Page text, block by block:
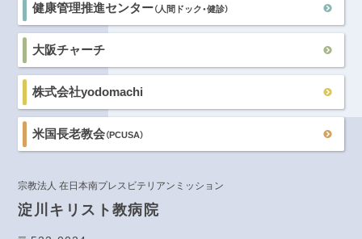
健康管理推進センター（人間ドック・健診）
大阪チャーチ
株式会社yodomachi
米国長老教会（PCUSA）
宗教法人 在日本南プレスビテリアンミッション
淀川キリスト教病院